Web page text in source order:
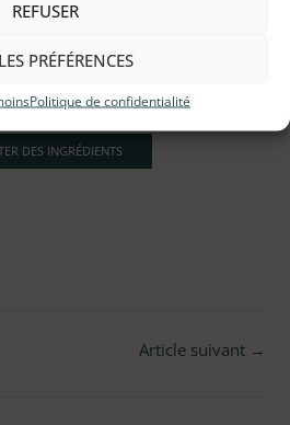
REFUSER
PRÉFÉRENCES
Politique de confidentialité
10 min.
DES INGRÉDIENTS
Article suivant →